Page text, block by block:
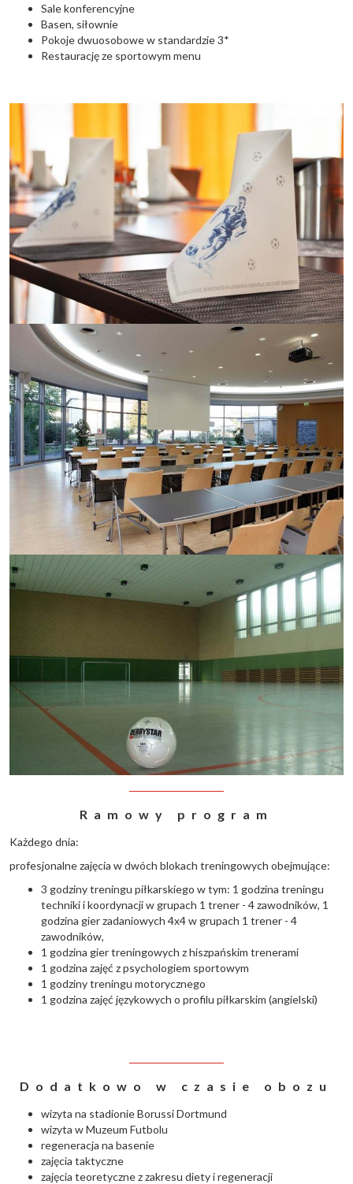
Sale konferencyjne
Basen, siłownie
Pokoje dwuosobowe w standardzie 3*
Restaurację ze sportowym menu
Ramowy program
Każdego dnia:
profesjonalne zajęcia w dwóch blokach treningowych obejmujące:
3 godziny treningu piłkarskiego w tym: 1 godzina treningu
techniki i koordynacji w grupach 1 trener - 4 zawodników, 1
godzina gier zadaniowych 4x4 w grupach 1 trener - 4
zawodników,
1 godzina gier treningowych z hiszpańskim trenerami
1 godzina zajęć z psychologiem sportowym
1 godziny treningu motorycznego
1 godzina zajęć językowych o profilu piłkarskim (angielski)
Dodatkowo w czasie obozu
wizyta na stadionie Borussi Dortmund
wizyta w Muzeum Futbolu
regeneracja na basenie
zajęcia taktyczne
zajęcia teoretyczne z zakresu diety i regeneracji